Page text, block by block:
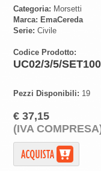
Categoria: Morsetti
Marca: EmaCereda
Serie: Civile
Codice Prodotto:
UC02/3/5/SET100
Pezzi Disponibili: 19
€ 37,15
(IVA